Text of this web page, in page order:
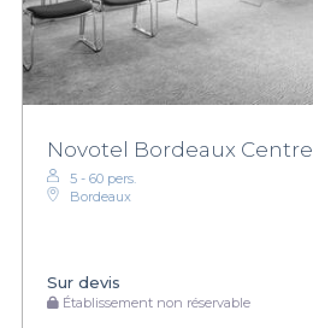
Novotel Bordeaux Centre
5 - 60 pers.
Bordeaux
Sur devis
Établissement non réservable